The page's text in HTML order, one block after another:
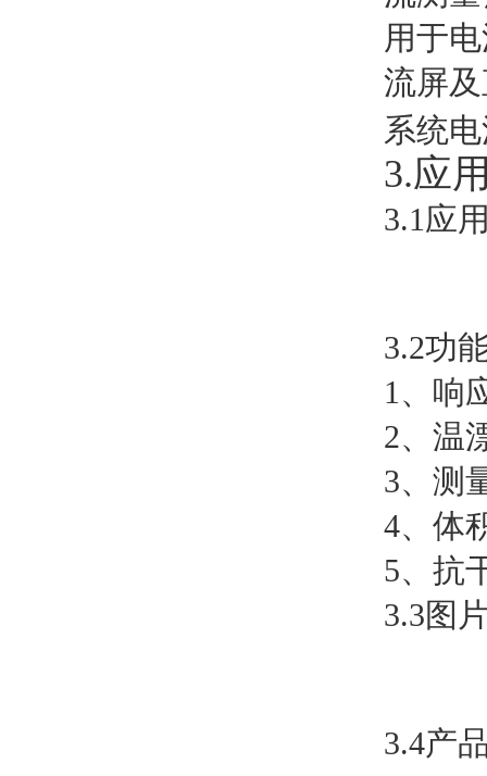
用于
流屏
系统
3.应
3.1应
3.2功
1、响
2、温
3、测
4、体
5、抗
3.3图
3.4产